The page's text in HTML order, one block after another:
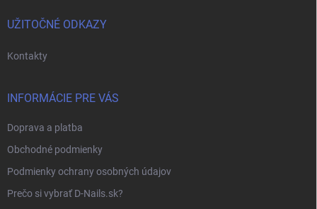
UŽITOČNÉ ODKAZY
Kontakty
INFORMÁCIE PRE VÁS
Doprava a platba
Obchodné podmienky
Podmienky ochrany osobných údajov
Prečo si vybrať D-Nails.sk?